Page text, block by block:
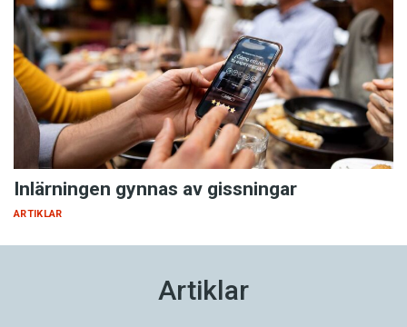
Inlärningen gynnas av gissningar
ARTIKLAR
Artiklar